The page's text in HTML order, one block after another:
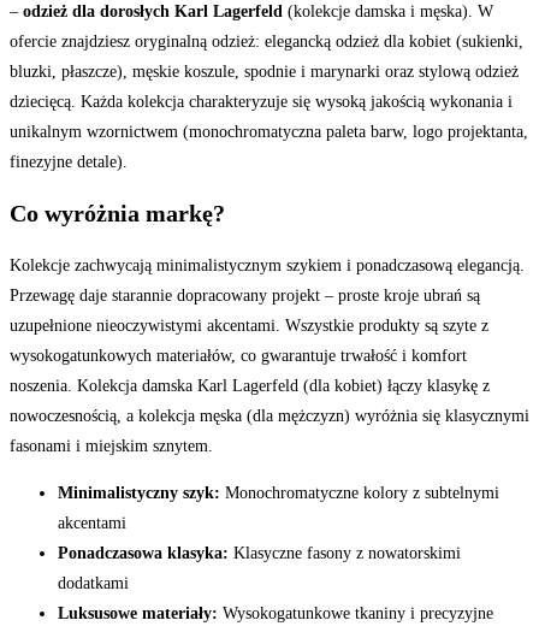
– odzież dla dorosłych Karl Lagerfeld (kolekcje damska i męska). W
ofercie znajdziesz oryginalną odzież: elegancką odzież dla kobiet (sukienki,
bluzki, płaszcze), męskie koszule, spodnie i marynarki oraz stylową odzież
dziecięcą. Każda kolekcja charakteryzuje się wysoką jakością wykonania i
unikalnym wzornictwem (monochromatyczna paleta barw, logo projektanta,
finezyjne detale).
Co wyróżnia markę?
Kolekcje zachwycają minimalistycznym szykiem i ponadczasową elegancją.
Przewagę daje starannie dopracowany projekt – proste kroje ubrań są
uzupełnione nieoczywistymi akcentami. Wszystkie produkty są szyte z
wysokogatunkowych materiałów, co gwarantuje trwałość i komfort
noszenia. Kolekcja damska Karl Lagerfeld (dla kobiet) łączy klasykę z
nowoczesnością, a kolekcja męska (dla mężczyzn) wyróżnia się klasycznymi
fasonami i miejskim sznytem.
Minimalistyczny szyk: Monochromatyczne kolory z subtelnymi
akcentami
Ponadczasowa klasyka: Klasyczne fasony z nowatorskimi
dodatkami
Luksusowe materiały: Wysokogatunkowe tkaniny i precyzyjne